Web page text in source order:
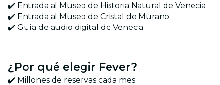
✔️ Entrada al Museo de Historia Natural de Venecia
✔️ Entrada al Museo de Cristal de Murano
✔️ Guía de audio digital de Venecia
¿Por qué elegir Fever?
✔️ Millones de reservas cada mes